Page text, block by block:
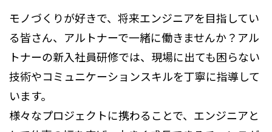
モノづくりが好きで、将来エンジニアを目指してい
る皆さん、アルトナーで一緒に働きませんか？アル
トナーの新入社員研修では、現場に出ても困らない
技術やコミュニケーションスキルを丁寧に指導して
います。
様々なプロジェクトに携わることで、エンジニアと